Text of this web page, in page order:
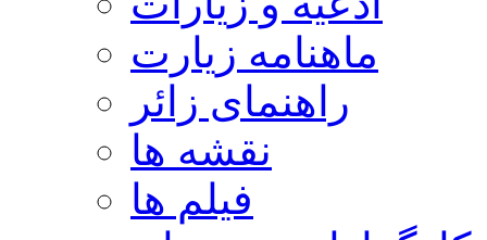
ماهنامه زیارت
راهنمای زائر
نقشه ها
فیلم ها